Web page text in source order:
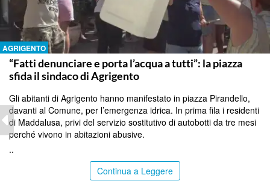
AGRIGENTO
“Fatti denunciare e porta l’acqua a tutti”: la piazza
sfida il sindaco di Agrigento
Gli abitanti di Agrigento hanno manifestato in piazza Pirandello,
davanti al Comune, per l’emergenza idrica. In prima fila i residenti
di Maddalusa, privi del servizio sostitutivo di autobotti da tre mesi
perché vivono in abitazioni abusive.
..
Continua a Leggere